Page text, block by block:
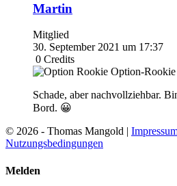
Martin
Mitglied
30. September 2021 um 17:37
0 Credits
Option-Rookie
Schade, aber nachvollziehbar.
Bord. 😀
© 2026 - Thomas Mangold |
Nutzungsbedingungen
Melden